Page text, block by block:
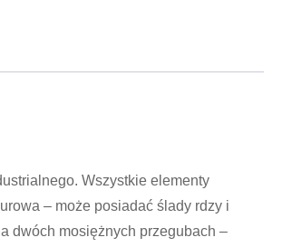
Wszystkie elementy
– może posiadać ślady rdzy i
dwóch mosiężnych przegubach –